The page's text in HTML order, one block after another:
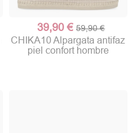
39,90 € 59,90 €
CHIKA10 Alpargata antifaz
piel confort hombre